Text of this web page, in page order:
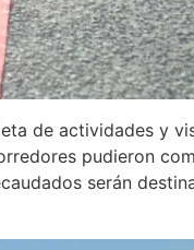
de actividades y
pudieron
serán